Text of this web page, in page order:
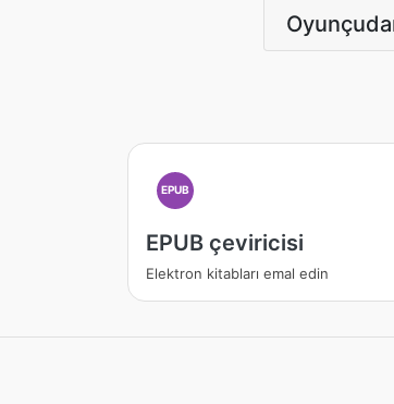
EPUB
EPUB çeviricisi
Elektron kitabları emal edin